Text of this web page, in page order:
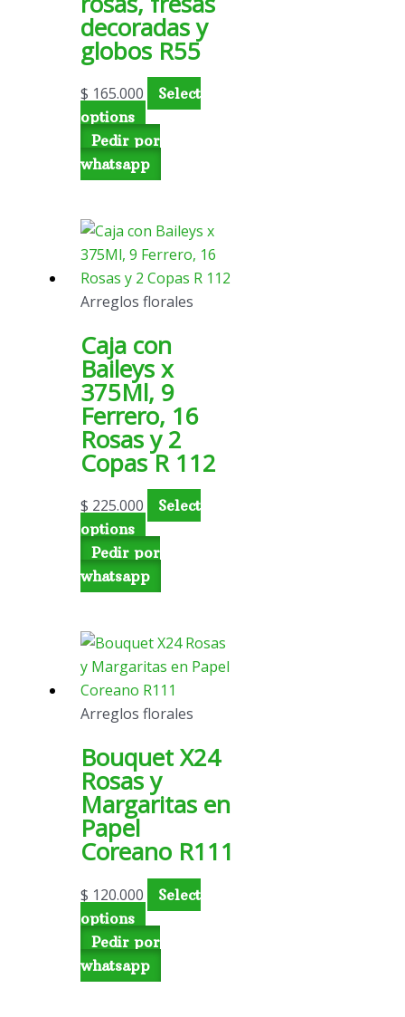
decoradas y
globos R55
$ 165.000
Select
options
Pedir por
whatsapp
Arreglos florales
Caja con
Baileys x
375Ml, 9
Ferrero, 16
Rosas y 2
Copas R 112
$ 225.000
Select
options
Pedir por
whatsapp
Arreglos florales
Bouquet X24
Rosas y
Margaritas en
Papel
Coreano R111
$ 120.000
Select
options
Pedir por
whatsapp